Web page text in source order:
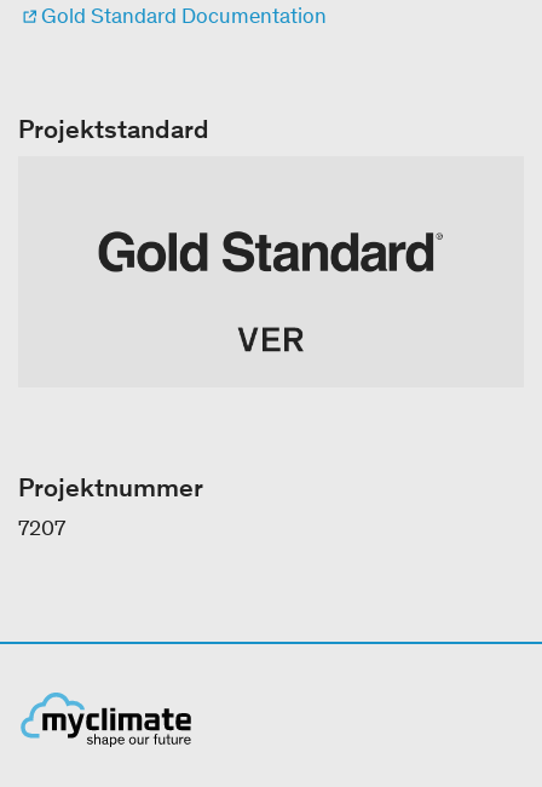
Gold Standard Documentation
Projektstandard
Projektnummer
7207